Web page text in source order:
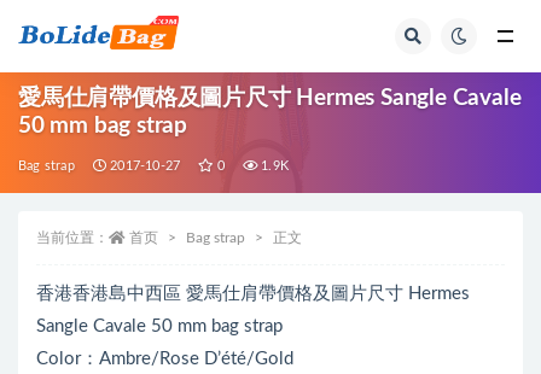
愛馬仕肩帶價格及圖片尺寸 Hermes Sangle Cavale
50 mm bag strap
Bag strap 2017-10-27 0 1.9K
当前位置： 首页 Bag strap 正文
香港香港島中西區 愛馬仕肩帶價格及圖片尺寸 Hermes
Sangle Cavale 50 mm bag strap
Color：Ambre/Rose D’été/Gold